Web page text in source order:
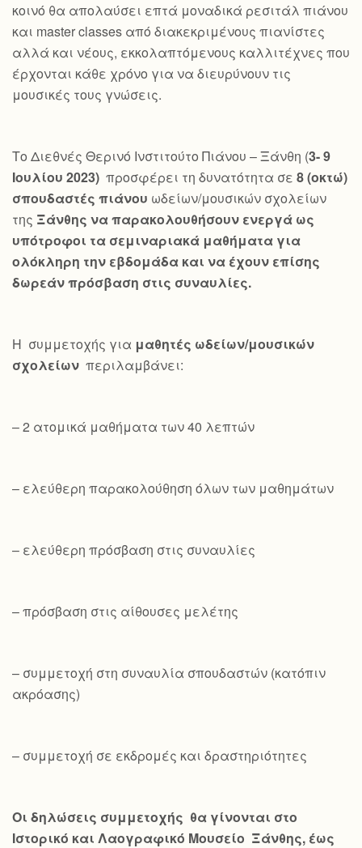
κοινό θα απολαύσει επτά μοναδικά ρεσιτάλ πιάνου
και master classes από διακεκριμένους πιανίστες
αλλά και νέους, εκκολαπτόμενους καλλιτέχνες που
έρχονται κάθε χρόνο για να διευρύνουν τις
μουσικές τους γνώσεις.
Το Διεθνές Θερινό Ινστιτούτο Πιάνου – Ξάνθη (3- 9
Ιουλίου 2023) προσφέρει τη δυνατότητα σε 8 (οκτώ)
σπουδαστές πιάνου ωδείων/μουσικών σχολείων
της Ξάνθης να παρακολουθήσουν ενεργά ως
υπότροφοι τα σεμιναριακά μαθήματα για
ολόκληρη την εβδομάδα και να έχουν επίσης
δωρεάν πρόσβαση στις συναυλίες.
Η συμμετοχής για μαθητές ωδείων/μουσικών
σχολείων περιλαμβάνει:
– 2 ατομικά μαθήματα των 40 λεπτών
– ελεύθερη παρακολούθηση όλων των μαθημάτων
– ελεύθερη πρόσβαση στις συναυλίες
– πρόσβαση στις αίθουσες μελέτης
– συμμετοχή στη συναυλία σπουδαστών (κατόπιν
ακρόασης)
– συμμετοχή σε εκδρομές και δραστηριότητες
Οι δηλώσεις συμμετοχής θα γίνονται στο
Ιστορικό και Λαογραφικό Μουσείο Ξάνθης, έως